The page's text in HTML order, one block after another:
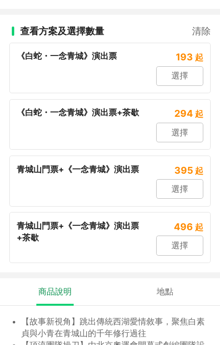
查看方案及選擇數量 清除
《白蛇・一念青城》演出票 193 起
選擇
《白蛇・一念青城》演出票+茶歇 294 起
選擇
青城山門票+《一念青城》演出票 395 起
選擇
青城山門票+《一念青城》演出票
+茶歇
496 起
選擇
商品說明 地點
【故事新視角】跳出傳統西湖愛情敘事，聚焦白素
貞與小青在青城山的千年修行過往